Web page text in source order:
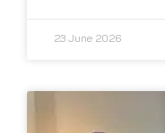
23 June 2026